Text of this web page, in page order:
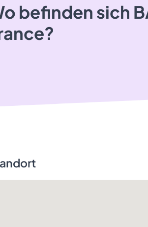
befinden sich